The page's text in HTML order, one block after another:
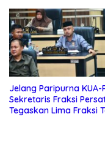
Jelang Paripurna KUA-
Sekretaris Fraksi
Tegaskan Lima Fraksi